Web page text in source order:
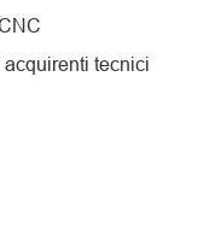
tecnici